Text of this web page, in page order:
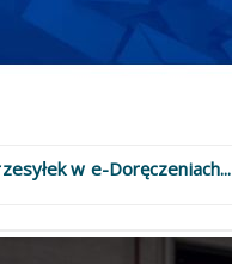
w e-Doręczeniach...